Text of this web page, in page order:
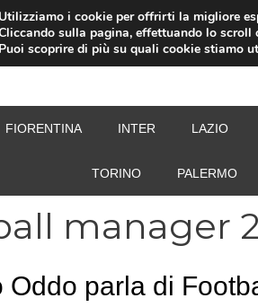
FIORENTINA INTER LAZIO
TORINO PALERMO
manager
Oddo parla di
Utilizziamo i cookie per offrirti la migliore
sulla pagina, effettuando lo
Puoi scoprire di più su quali cookie stiamo